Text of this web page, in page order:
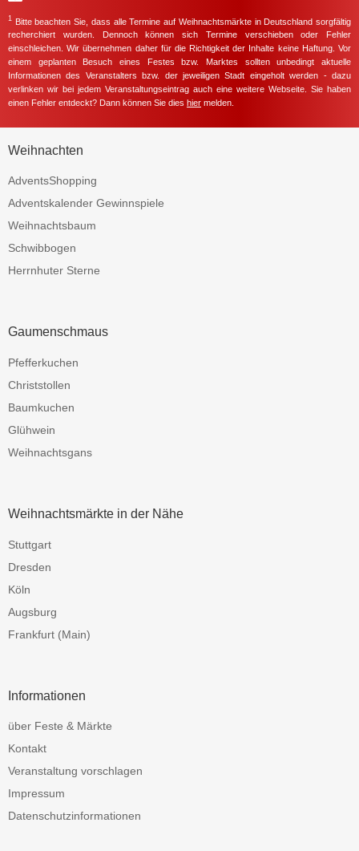
1
Bitte beachten Sie, dass alle Termine auf Weihnachtsmärkte in Deutschland sorgfältig
recherchiert wurden. Dennoch können sich Termine verschieben oder Fehler
einschleichen. Wir übernehmen daher für die Richtigkeit der Inhalte keine Haftung. Vor
einem geplanten Besuch eines Festes bzw. Marktes sollten unbedingt aktuelle
Informationen des Veranstalters bzw. der jeweiligen Stadt eingeholt werden - dazu
verlinken wir bei jedem Veranstaltungseintrag auch eine weitere Webseite. Sie haben
einen Fehler entdeckt? Dann können Sie dies hier melden.
Weihnachten
AdventsShopping
Adventskalender Gewinnspiele
Weihnachtsbaum
Schwibbogen
Herrnhuter Sterne
Gaumenschmaus
Pfefferkuchen
Christstollen
Baumkuchen
Glühwein
Weihnachtsgans
Weihnachtsmärkte in der Nähe
Stuttgart
Dresden
Köln
Augsburg
Frankfurt (Main)
Informationen
über Feste & Märkte
Kontakt
Veranstaltung vorschlagen
Impressum
Datenschutzinformationen